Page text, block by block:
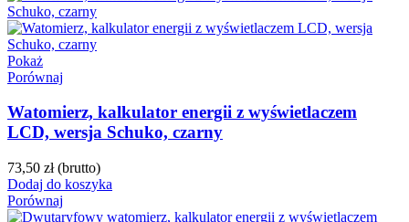
Pokaż
Porównaj
Watomierz, kalkulator energii z wyświetlaczem
LCD, wersja Schuko, czarny
73,50 zł (brutto)
Dodaj do koszyka
Porównaj